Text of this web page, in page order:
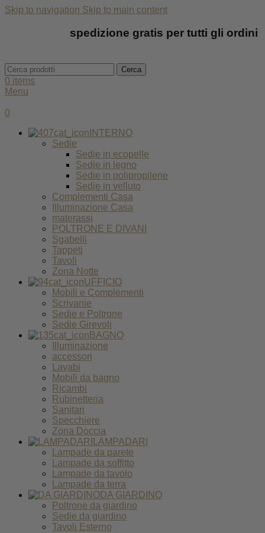
Skip to navigation Skip to main content
spedizione gratis per tutti gli ordini
Cerca
0 items
Menu
0
INTERNO
Sedie
Sedie in ecopelle
Sedie in legno
Sedie in polipropilene
Sedie in velluto
Complementi Casa
Illuminazione Casa
materassi
POLTRONE E DIVANI
Sgabelli
Tappeti
Tavoli
Zona Notte
UFFICIO
Mobili e Complementi
Scrivanie
Sedie e Poltrone
Sedie Girevoli
BAGNO
Illuminazione
accessori
Lavabi
Mobili da bagno
Ricambi
Rubinetteria
Sanitari
Specchiere
Zona Doccia
LAMPADARI
Lampade da parete
Lampade da soffitto
Lampade da tavolo
Lampade da terra
DA GIARDINO
Poltrone da giardino
Sedie da giardino
Tavoli Esterno